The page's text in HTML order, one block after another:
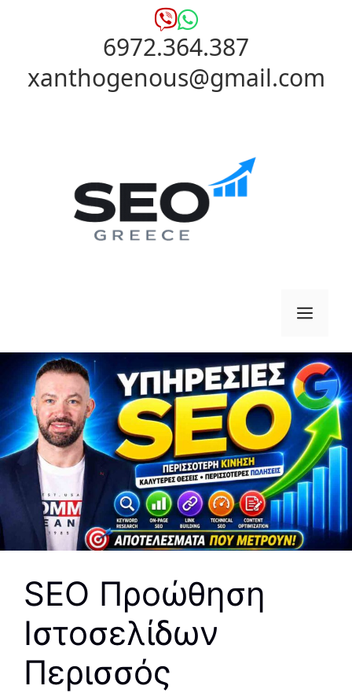
6972.364.387
xanthogenous@gmail.com
SEO Προώθηση
Ιστοσελίδων
Περισσός